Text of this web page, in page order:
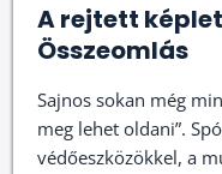
A rejtett
Összeomlás
Sajnos sokan még
meg lehet oldani”.
védőeszközökkel, a